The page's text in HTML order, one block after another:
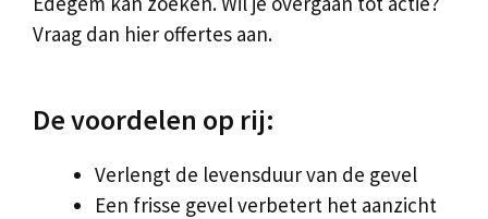
Vraag dan hier offertes aan.
De voordelen op rij:
Verlengt de levensduur van de gevel
Een frisse gevel verbetert het aanzicht